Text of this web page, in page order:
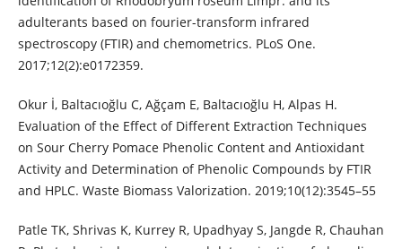
adulterants based on fourier-transform infrared
spectroscopy (FTIR) and chemometrics. PLoS One.
2017;12(2):e0172359.
Okur İ, Baltacıoğlu C, Ağçam E, Baltacıoğlu H, Alpas H.
Evaluation of the Effect of Different Extraction Techniques
on Sour Cherry Pomace Phenolic Content and Antioxidant
Activity and Determination of Phenolic Compounds by FTIR
and HPLC. Waste Biomass Valorization. 2019;10(12):3545–55
Patle TK, Shrivas K, Kurrey R, Upadhyay S, Jangde R, Chauhan